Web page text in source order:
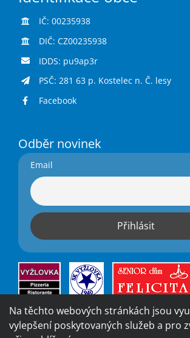
IČ: 00235938
DIČ: CZ00235938
IDDS: pu9ap3r
PSČ: 281 63 p. Kostelec n. Č. lesy
Facebook
Odběr novinek
Email
Na těchto webových stránkách jsou
vylepšení poskytovaných služeb a pro